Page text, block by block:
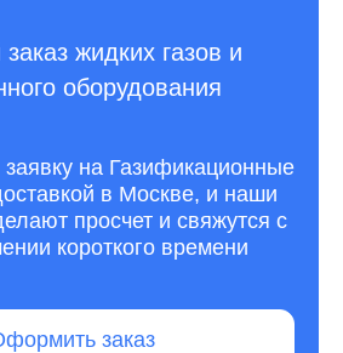
жидких газов и
оборудования
на Газификационные
в Москве, и наши
просчет и свяжутся с
короткого времени
заказ